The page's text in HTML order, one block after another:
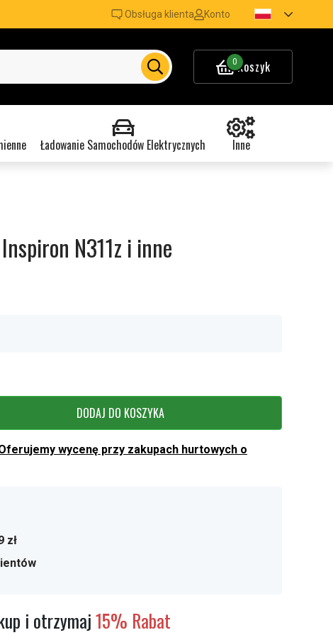
Obsługa klienta Konto
0Koszyk
Ładowanie Samochodów Elektrycznych Inne
N311z i inne
DODAJ DO KOSZYKA
wycenę przy zakupach hurtowych o
zł
i otrzymaj15% Rabat